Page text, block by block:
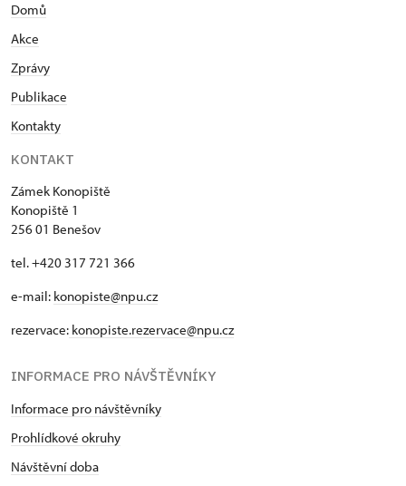
Domů
Akce
Zprávy
Publikace
Kontakty
KONTAKT
Zámek Konopiště
Konopiště 1
256 01 Benešov
tel. +420 317 721 366
e-mail: konopiste@npu.cz
rezervace: konopiste.rezervace@npu.cz
INFORMACE PRO NÁVŠTĚVNÍKY
Informace pro návštěvníky
Prohlídkové okruhy
Návštěvní doba